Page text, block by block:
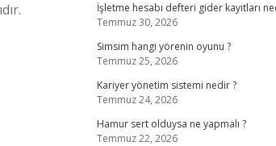
İşletme hesabı defteri gider kayıtları
Temmuz 30, 2026
Simsim hangi yörenin oyunu ?
Temmuz 25, 2026
Kariyer yönetim sistemi nedir ?
Temmuz 24, 2026
Hamur sert olduysa ne yapmalı ?
Temmuz 22, 2026